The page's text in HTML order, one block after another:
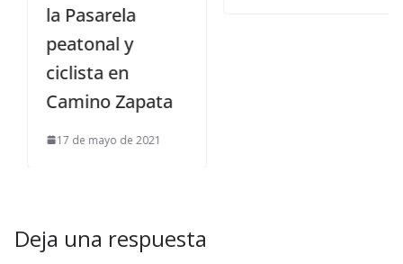
la Pasarela
peatonal y
ciclista en
Camino Zapata
17 de mayo de 2021
Deja una respuesta